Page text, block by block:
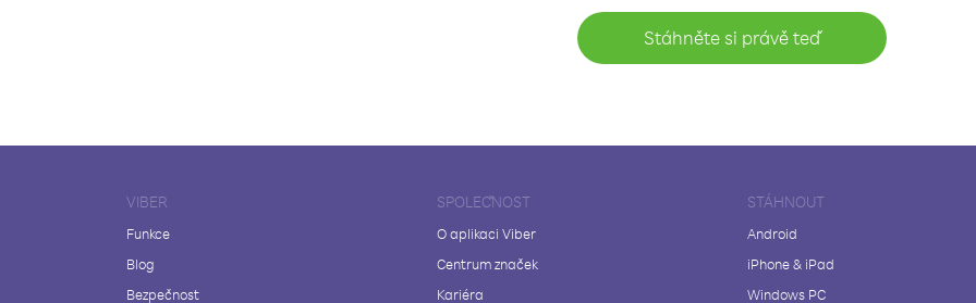
Stáhněte si právě teď
VIBER
Funkce
Blog
Bezpečnost
SPOLEČNOST
O aplikaci Viber
Centrum značek
Kariéra
STÁHNOUT
Android
iPhone & iPad
Windows PC